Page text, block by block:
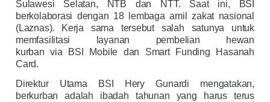
Sulawesi Selatan, NTB dan NTT. Saat ini, BSI
berkolaborasi dengan 18 lembaga amil zakat nasional
(Laznas). Kerja sama tersebut salah satunya untuk
memfasilitasi layanan pembelian hewan
kurbanvia BSI Mobile dan Smart Funding Hasanah
Card.
Direktur Utama BSI Hery Gunardi mengatakan,
berkurban adalah ibadah tahunan yang harus terus